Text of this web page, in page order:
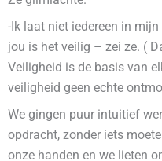
-Ik laat niet iedereen in
jou is het veilig – zei ze. (
Veiligheid is de basis van
veiligheid geen echte
We gingen puur intuitief
opdracht, zonder iets
onze handen en we lieten